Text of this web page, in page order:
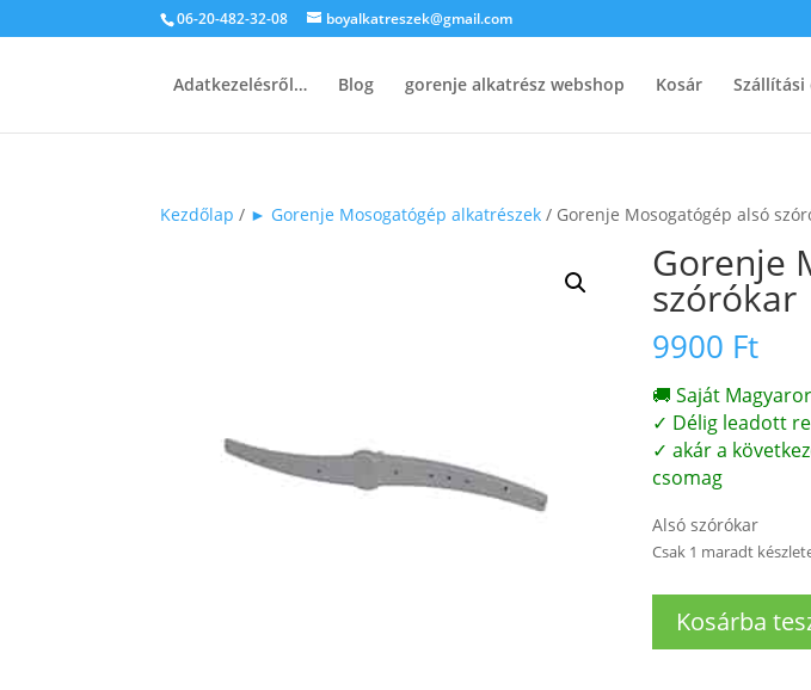
06-20-482-32-08 boyalkatreszek@gmail.com
Adatkezelésről… Blog gorenje alkatrész webshop Kosár Szállítási
Kezdőlap / ► Gorenje Mosogatógép alkatrészek / Gorenje Mosogatógép alsó
Gorenje
szórókar
9900 Ft
🚚 Saját
✓ Délig leadott
✓ akár a
csomag
Alsó szórókar
Csak 1 maradt
Mosogatógép
Kosárba